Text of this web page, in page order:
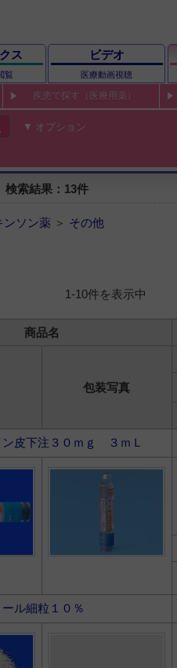
ス
覧
ビデオ
医療動画視聴
疾患で探す（医療用薬）
オプション
索結果：13件
ンソン薬 ＞ その他
1-10件を表示中
商品名
包装写真
ン皮下注３０ｍｇ ３ｍＬ
ル細粒１０％